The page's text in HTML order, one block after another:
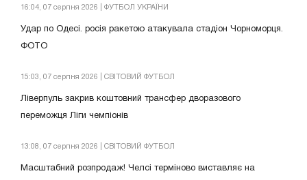
16:04, 07 серпня 2026 | ФУТБОЛ УКРАЇНИ
Удар по Одесі. росія ракетою атакувала стадіон Чорноморця.
ФОТО
15:03, 07 серпня 2026 | СВІТОВИЙ ФУТБОЛ
Ліверпуль закрив коштовний трансфер дворазового
переможця Ліги чемпіонів
13:08, 07 серпня 2026 | СВІТОВИЙ ФУТБОЛ
Масштабний розпродаж! Челсі терміново виставляє на